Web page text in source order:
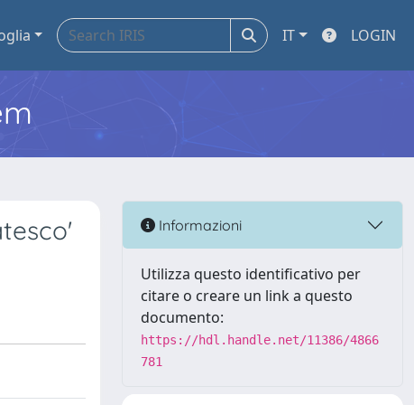
IT LOGIN
Informazioni
Utilizza questo identificativo per
citare o creare un link a questo
documento:
https://hdl.handle.net/11386/4866
781